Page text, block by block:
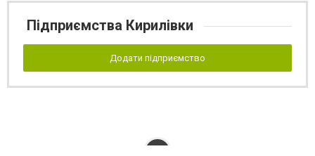
Підприємства Кирилівки
Додати підприємство